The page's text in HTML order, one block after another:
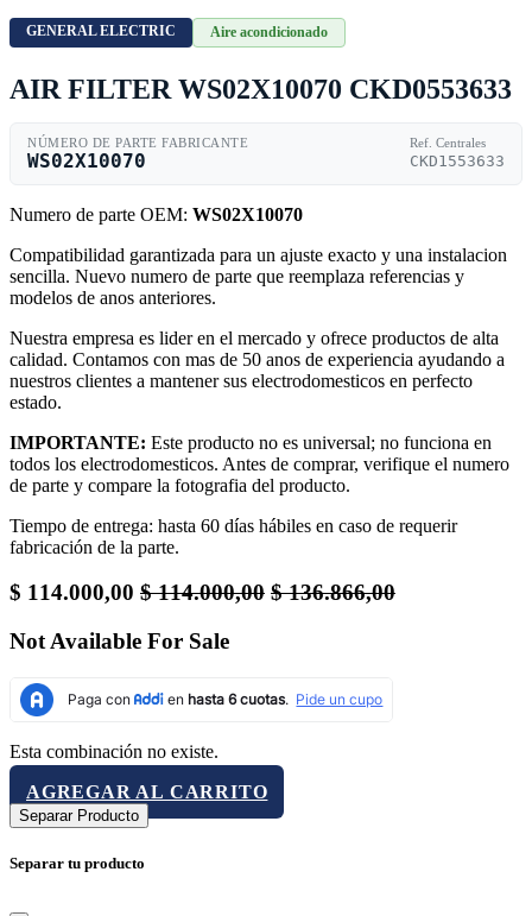
GENERAL ELECTRIC Aire acondicionado
AIR FILTER WS02X10070 CKD0553633
NÚMERO DE PARTE FABRICANTE
WS02X10070
Ref. Centrales
CKD1553633
Numero de parte OEM: WS02X10070
Compatibilidad garantizada para un ajuste exacto y una instalacion
sencilla. Nuevo numero de parte que reemplaza referencias y
modelos de anos anteriores.
Nuestra empresa es lider en el mercado y ofrece productos de alta
calidad. Contamos con mas de 50 anos de experiencia ayudando a
nuestros clientes a mantener sus electrodomesticos en perfecto
estado.
IMPORTANTE: Este producto no es universal; no funciona en
todos los electrodomesticos. Antes de comprar, verifique el numero
de parte y compare la fotografia del producto.
Tiempo de entrega: hasta 60 días hábiles en caso de requerir
fabricación de la parte.
$ 114.000,00 $114.000,00 $136.866,00
Not Available For Sale
Esta combinación no existe.
AGREGAR AL CARRITO
Separar Producto
Separar tu producto